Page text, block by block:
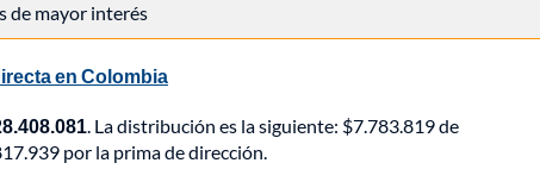
de mayor interés
en Colombia
. La distribución es la siguiente: $7.783.819 de
por la prima de dirección.